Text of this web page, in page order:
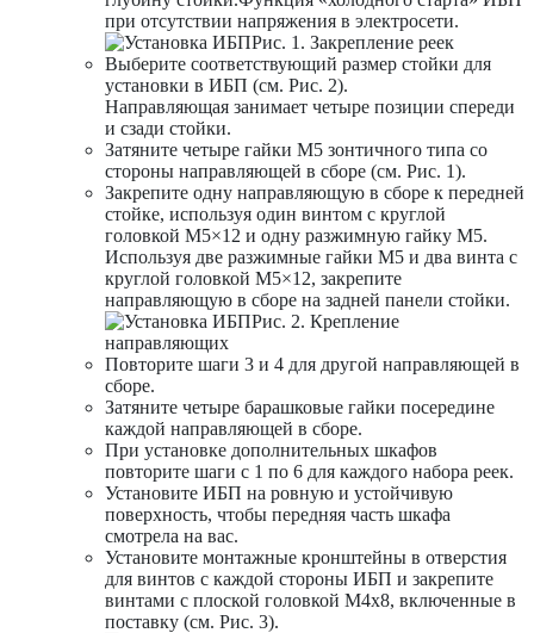
при отсутствии напряжения в электросети.
Рис. 1. Закрепление реек
Выберите соответствующий размер стойки для
установки в ИБП (см. Рис. 2).
Направляющая занимает четыре позиции спереди
и сзади стойки.
Затяните четыре гайки M5 зонтичного типа со
стороны направляющей в сборе (см. Рис. 1).
Закрепите одну направляющую в сборе к передней
стойке, используя один винтом с круглой
головкой M5×12 и одну разжимную гайку M5.
Используя две разжимные гайки M5 и два винта с
круглой головкой M5×12, закрепите
направляющую в сборе на задней панели стойки.
Рис. 2. Крепление
направляющих
Повторите шаги 3 и 4 для другой направляющей в
сборе.
Затяните четыре барашковые гайки посередине
каждой направляющей в сборе.
При установке дополнительных шкафов
повторите шаги с 1 по 6 для каждого набора реек.
Установите ИБП на ровную и устойчивую
поверхность, чтобы передняя часть шкафа
смотрела на вас.
Установите монтажные кронштейны в отверстия
для винтов с каждой стороны ИБП и закрепите
винтами с плоской головкой M4х8, включенные в
поставку (см. Рис. 3).